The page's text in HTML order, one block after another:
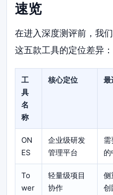
速览
在进入深度测评前，我
这五款工具的定位差异：
工
具
名
称
核心定位 最
ON
ES
企业级研发
管理平台
的
To
wer
轻量级项目
协作
侧
创